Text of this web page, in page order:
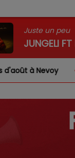
Juste un peu
JUNGELI
Louis,